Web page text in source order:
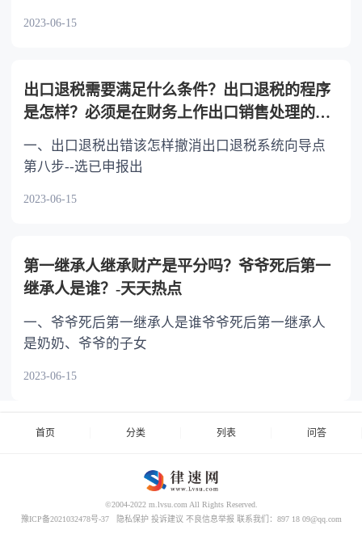
2023-06-15
出口退税需要满足什么条件？出口退税的程序
是怎样？必须是在财务上作出口销售处理的货
物吗？
一、出口退税出错该怎样撤消出口退税系统向导点
第八步--选已申报出
2023-06-15
第一继承人继承财产是平分吗？爷爷死后第一
继承人是谁？-天天热点
一、爷爷死后第一继承人是谁爷爷死后第一继承人
是奶奶、爷爷的子女
2023-06-15
首页 分类 列表 问答
©2004-2022 m.lvsu.com All Rights Reserved.
豫ICP备2021032478号-37
隐私保护 投诉建议 不良信息举报 联系我们：897 18 09@qq.com